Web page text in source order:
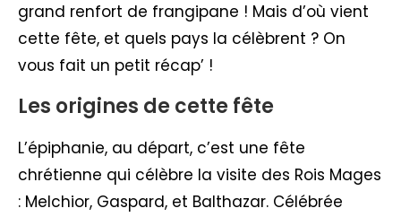
grand renfort de frangipane ! Mais d’où vient
cette fête, et quels pays la célèbrent ? On
vous fait un petit récap’ !
Les origines de cette fête
L’épiphanie, au départ, c’est une fête
chrétienne qui célèbre la visite des Rois Mages
: Melchior, Gaspard, et Balthazar. Célébrée